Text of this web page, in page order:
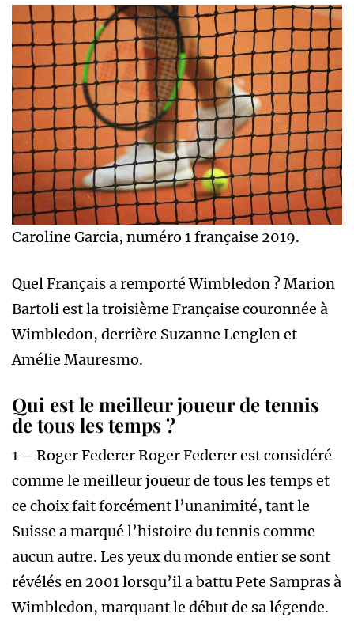
Caroline Garcia, numéro 1 française 2019.
Quel Français a remporté Wimbledon ? Marion
Bartoli est la troisième Française couronnée à
Wimbledon, derrière Suzanne Lenglen et
Amélie Mauresmo.
Qui est le meilleur joueur de tennis
de tous les temps ?
1 – Roger Federer Roger Federer est considéré
comme le meilleur joueur de tous les temps et
ce choix fait forcément l’unanimité, tant le
Suisse a marqué l’histoire du tennis comme
aucun autre. Les yeux du monde entier se sont
révélés en 2001 lorsqu’il a battu Pete Sampras à
Wimbledon, marquant le début de sa légende.